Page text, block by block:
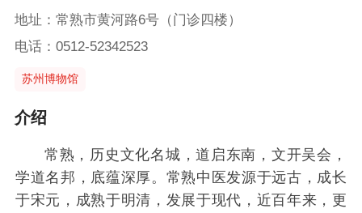
地址：常熟市黄河路6号（门诊四楼）
电话：0512-52342523
苏州博物馆
介绍
常熟，历史文化名城，道启东南，文开吴会，
学道名邦，底蕴深厚。常熟中医发源于远古，成长
于宋元，成熟于明清，发展于现代，近百年来，更